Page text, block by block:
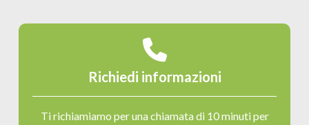
Richiedi informazioni
Ti richiamiamo per una chiamata di 10 minuti per